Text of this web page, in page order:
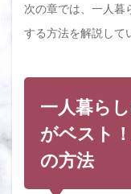
次の章では、一人暮
する方法を解説して
一人暮ら
がベスト
の方法